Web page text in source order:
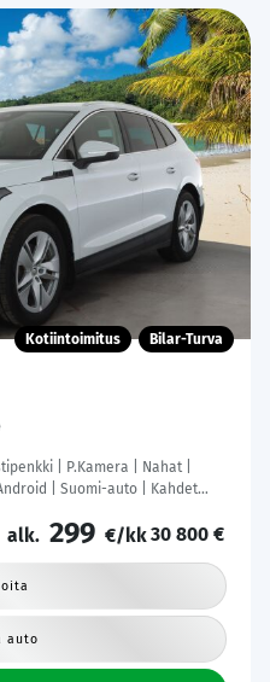
Kotiintoimitus Bilar-Turva
| P.Kamera | Nahat |
| Suomi-auto | Kahdet
alk. 299 €/kk30 800 €
auto